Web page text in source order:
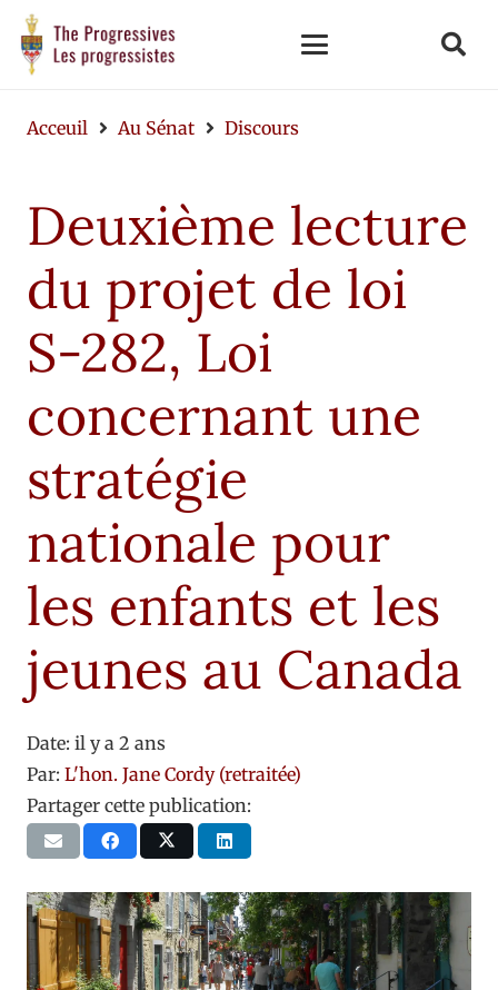
Acceuil Au Sénat Discours
Deuxième lecture
du projet de loi
S-282, Loi
concernant une
stratégie
nationale pour
les enfants et les
jeunes au Canada
Date: il y a 2 ans
Par: L'hon. Jane Cordy (retraitée)
Partager cette publication: